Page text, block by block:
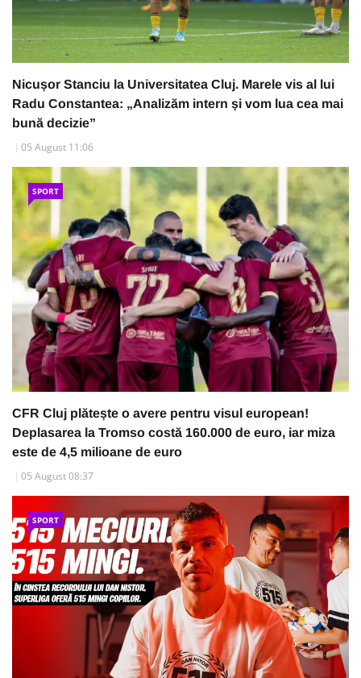
Nicușor Stanciu la Universitatea Cluj. Marele vis al lui
Radu Constantea: „Analizăm intern și vom lua cea mai
bună decizie”
05 August 11:06
SPORT
CFR Cluj plătește o avere pentru visul european!
Deplasarea la Tromso costă 160.000 de euro, iar miza
este de 4,5 milioane de euro
05 August 08:37
SPORT